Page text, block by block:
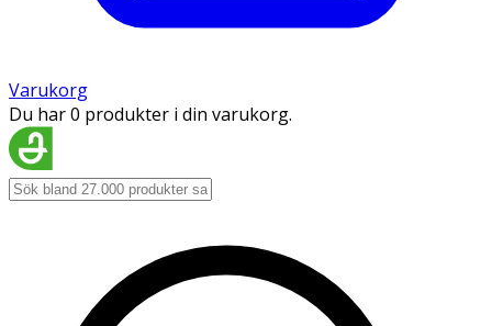
Varukorg
Du har 0 produkter i din varukorg.